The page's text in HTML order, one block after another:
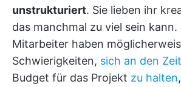
unstrukturiert. Sie lieben ihr
das manchmal zu viel sein kann.
Mitarbeiter haben
Schwierigkeiten, sich an den
Budget für das Projekt zu halten